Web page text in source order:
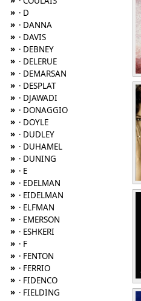
» · D
» · DANNA
» · DAVIS
» · DEBNEY
» · DELERUE
» · DEMARSAN
» · DESPLAT
» · DJAWADI
» · DONAGGIO
» · DOYLE
» · DUDLEY
» · DUHAMEL
» · DUNING
» · E
» · EDELMAN
» · EIDELMAN
» · ELFMAN
» · EMERSON
» · ESHKERI
» · F
» · FENTON
» · FERRIO
» · FIDENCO
» · FIELDING